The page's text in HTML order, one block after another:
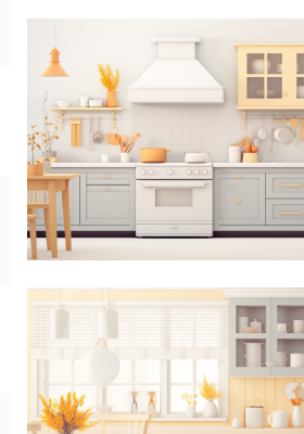
自然
森
海
空
花
食べ物
スイーツ
部屋